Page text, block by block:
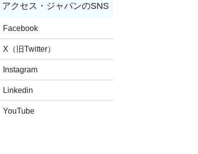
Facebook
X（旧Twitter）
Instagram
Linkedin
YouTube